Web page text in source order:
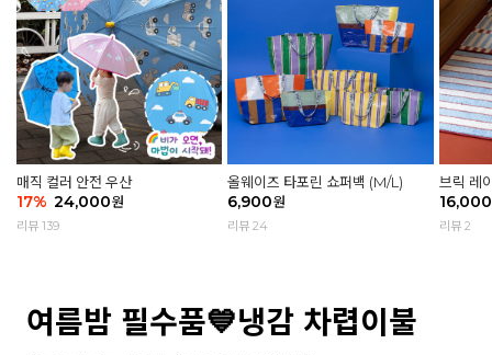
매직 컬러 안전 우산
17% 24,000원
리뷰 139
올웨이즈 타포린 쇼퍼백 (M/L)
6,900원
리뷰 24
브릭 레
16,000
리뷰 2
여름밤 필수품💙냉감 차렵이불